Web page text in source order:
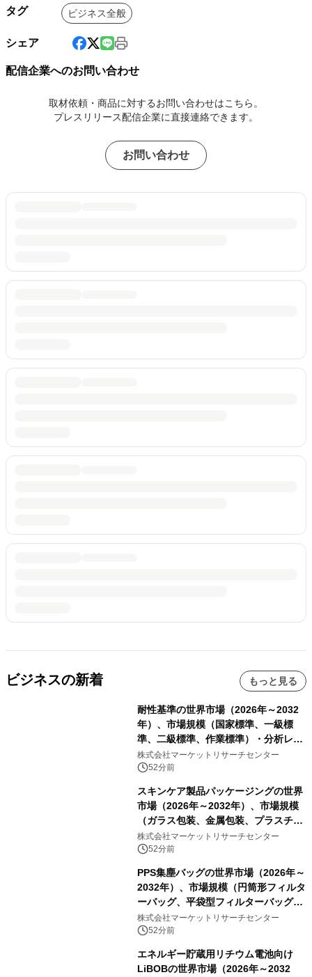
タグ ビジネス全般
シェア
配信企業へのお問い合わせ
取材依頼・商品に対するお問い合わせはこちら。
プレスリリース配信企業に直接連絡できます。
お問い合わせ
ビジネスの新着 もっと見る
耐性基準の世界市場（2026年～2032
年）、市場規模（国家標準、一級標
準、二級標準、作業標準）・分析レポ
ートを発表
株式会社マーケットリサーチセンター
52分前
スキンケア製品パッケージングの世界
市場（2026年～2032年）、市場規模
（ガラス包装、金属包装、プラスチッ
ク包装、その他）・分析レポートを発
表
株式会社マーケットリサーチセンター
52分前
PPS集塵バッグの世界市場（2026年～
2032年）、市場規模（円筒形フィルタ
ーバッグ、平袋型フィルターバッグ、
プリーツフィルターバッグ、その
他）・分析レポートを発表
株式会社マーケットリサーチセンター
52分前
エネルギー貯蔵用リチウム電池向け
LiBOBの世界市場（2026年～2032